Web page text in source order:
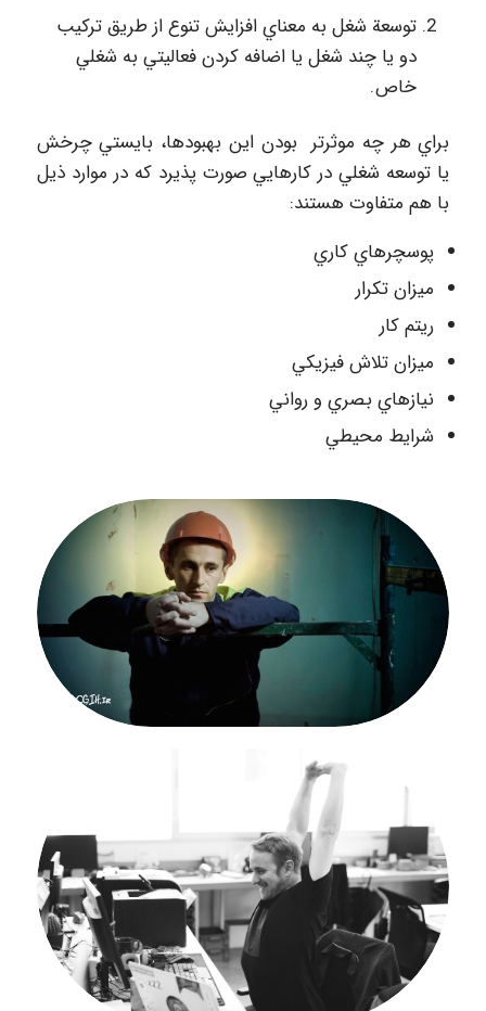
توسعة شغل به معناي افزايش تنوع از طريق تركيب
دو يا چند شغل يا اضافه كردن فعاليتي به شغلي
خاص.
براي هر چه موثرتر بودن اين بهبودها، بايستي چرخش
يا توسعه شغلي در كارهايي صورت پذيرد كه در موارد ذيل
با هم متفاوت هستند:
پوسچرهاي كاري
ميزان تكرار
ريتم كار
ميزان تلاش فيزيكي
نيازهاي بصري و رواني
شرايط محيطي